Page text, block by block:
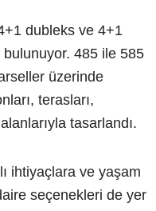
dubleks ve 4+1
485 ile 585
üzerinde
terasları,
tasarlandı.
ihtiyaçlara ve yaşam
seçenekleri de yer